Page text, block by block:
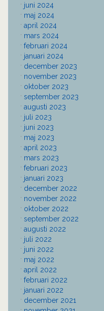
juni 2024
maj 2024
april 2024
mars 2024
februari 2024
januari 2024
december 2023
november 2023
oktober 2023
september 2023
augusti 2023
juli 2023
juni 2023
maj 2023
april 2023
mars 2023
februari 2023
januari 2023
december 2022
november 2022
oktober 2022
september 2022
augusti 2022
juli 2022
juni 2022
maj 2022
april 2022
februari 2022
januari 2022
december 2021